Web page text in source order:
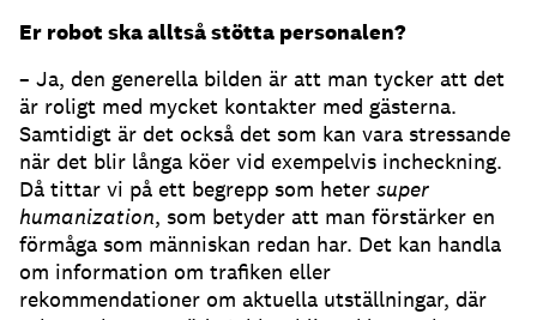
Er robot ska alltså stötta personalen?
– Ja, den generella bilden är att man tycker att det
är roligt med mycket kontakter med gästerna.
Samtidigt är det också det som kan vara stressande
när det blir långa köer vid exempelvis incheckning.
Då tittar vi på ett begrepp som heter super
humanization, som betyder att man förstärker en
förmåga som människan redan har. Det kan handla
om information om trafiken eller
rekommendationer om aktuella utställningar, där